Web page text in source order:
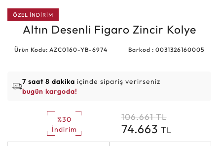
ÖZEL İNDİRİM
Altın Desenli Figaro Zincir Kolye
Ürün Kodu: AZC0160-YB-6974 Barkod : 0031326160005
7 saat 8 dakika içinde sipariş verirseniz
bugün kargoda!
%30
İndirim
106.661 TL
74.663 TL